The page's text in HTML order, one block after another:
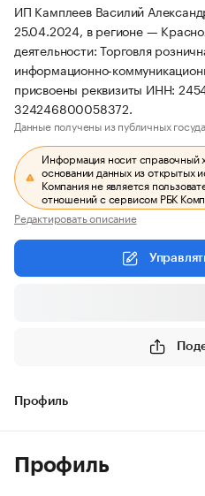
ИП Камплеев Василий
25.04.2024, в регионе —
деятельности: Торговля
информационно-
присвоены реквизиты ИНН:
324246800058372.
Данные получены из публичных
Информация носит справочный
основании данных из открытых
Компания не является
отношений с сервисом РБК
Редактировать описание
Профиль
Профиль